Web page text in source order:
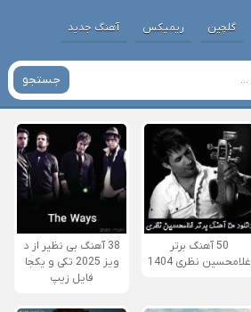
گلچین ریمیکس آهنگ جدید
جستجو
50 آهنگ برتر
غلامحسین نظری 1404
38 آهنگ بی نظیر از د
ویز 2025 تکی و یکجا
فایل زیپ